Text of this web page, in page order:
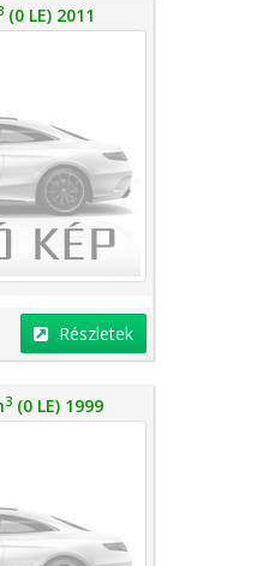
(0 LE) 2011
Részletek
3(0 LE) 1999